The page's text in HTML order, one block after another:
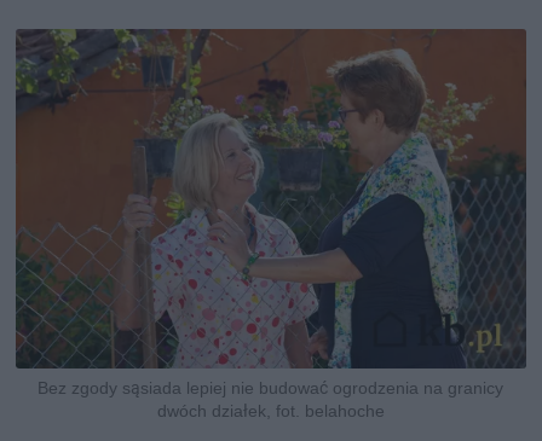
Bez zgody sąsiada lepiej nie budować ogrodzenia na granicy
dwóch działek, fot. belahoche